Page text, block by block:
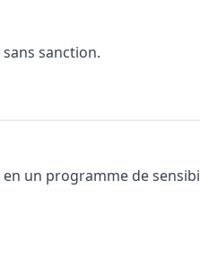
sanction.
un programme de